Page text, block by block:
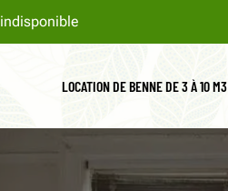
indisponible
LOCATION DE BENNE DE 3 À 10 M3